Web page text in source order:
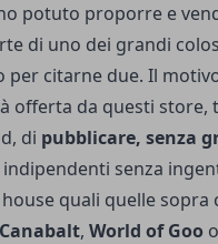
potuto proporre e
di uno dei grandi
per citarne due. Il
offerta da questi store,
di pubblicare, senza
senza
quali quelle sopra
Canabalt, World of Goo